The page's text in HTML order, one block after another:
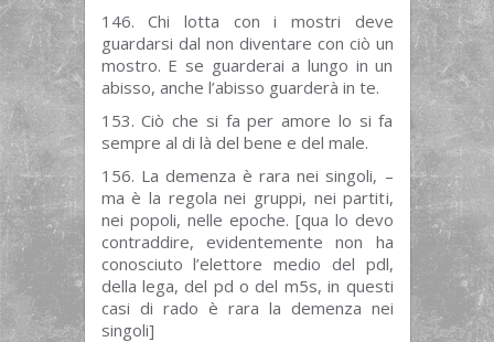
146. Chi lotta con i mostri deve
guardarsi dal non diventare con ciò un
mostro. E se guarderai a lungo in un
abisso, anche l’abisso guarderà in te.
153. Ciò che si fa per amore lo si fa
sempre al di là del bene e del male.
156. La demenza è rara nei singoli, –
ma è la regola nei gruppi, nei partiti,
nei popoli, nelle epoche. [qua lo devo
contraddire, evidentemente non ha
conosciuto l’elettore medio del pdl,
della lega, del pd o del m5s, in questi
casi di rado è rara la demenza nei
singoli]